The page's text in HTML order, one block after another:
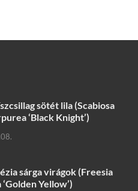
sötét lila (Scabiosa
‘Black Knight’)
sárga virágok (Freesia
Yellow’)